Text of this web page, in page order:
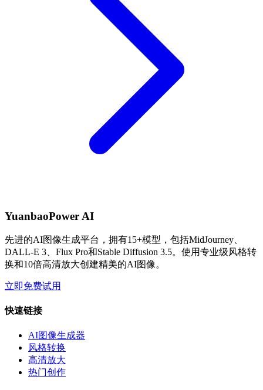
YuanbaoPower AI
先进的AI图像生成平台，拥有15+模型，包括MidJourney、
DALL-E 3、Flux Pro和Stable Diffusion 3.5。使用专业级风格转
换和10倍高清放大创建精美的AI图像。
立即免费试用
快速链接
AI图像生成器
风格转换
高清放大
热门创作